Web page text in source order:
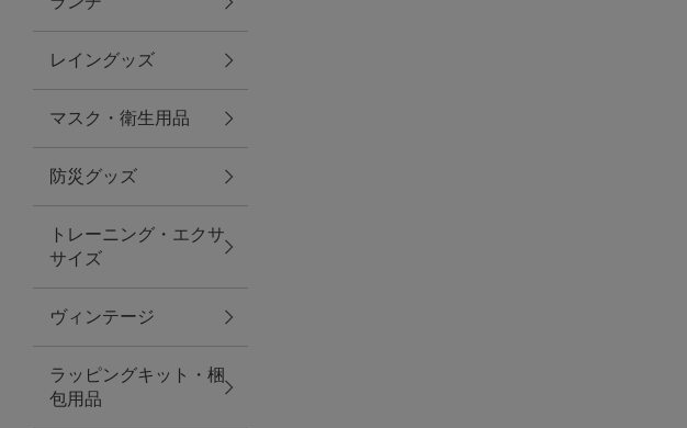
ファッション雑貨
ファッショングッズ
スマホケース・アクセサリー
ポーチ
ステーショナリー
その他
紅茶・フード
レイングッズ
マスク・衛生用品
防災グッズ
トレーニング・エクサ
サイズ
ヴィンテージ
ラッピングキット・梱
包用品